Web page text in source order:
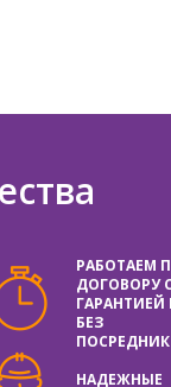
РАБОТАЕМ
ДОГОВОРУ
ГАРАНТИЕЙ
БЕЗ
НАДЕЖНЫЕ